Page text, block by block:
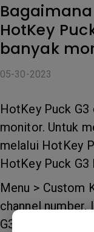
HotKey
banyak
05-30-2023
HotKey Puck
monitor. Untuk
melalui HotKey
HotKey Puck G3
Menu > Custom
channel number,
G3 di sisi